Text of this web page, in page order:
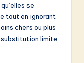
se
tout en ignorant
chers ou plus
limite